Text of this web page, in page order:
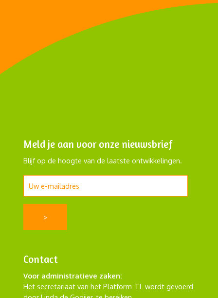
Meld je aan voor onze nieuwsbrief
Blijf op de hoogte van de laatste ontwikkelingen.
Contact
Voor administratieve zaken:
Het secretariaat van het Platform-TL wordt gevoerd